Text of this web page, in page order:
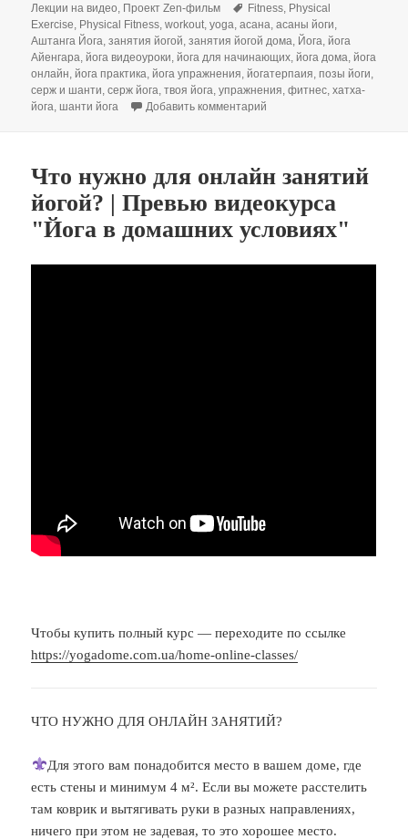
Лекции на видео, Проект Zen-фильм Метки
Fitness, Physical
Exercise, Physical Fitness,workout,yoga,асана,асаны йоги,
Аштанга Йога,занятия йогой,занятия йогой дома, Йога,йога
Айенгара,йога видеоуроки,йога для начинающих,йога дома,йога
онлайн,йога практика,йога упражнения,йогатерпаия,позы йоги,
серж и шанти,серж йога,твоя йога,упражнения,фитнес,хатха-
йога,шанти йога Добавить комментарий
Что нужно для онлайн занятий
йогой? | Превью видеокурса
"Йога в домашних условиях"
Чтобы купить полный курс — переходите по ссылке
https://yogadome.com.ua/home-online-classes/
ЧТО НУЖНО ДЛЯ ОНЛАЙН ЗАНЯТИЙ?
Для этого вам понадобится место в вашем доме, где
есть стены и минимум 4 м². Если вы можете расстелить
там коврик и вытягивать руки в разных направлениях,
ничего при этом не задевая, то это хорошее место.